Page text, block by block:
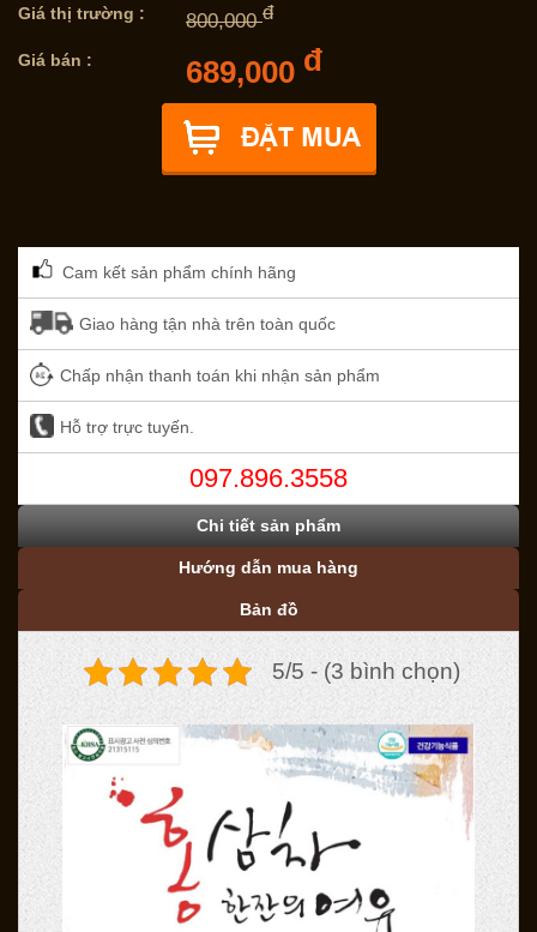
Giá thị trường :
800,000đ
Giá bán : 689,000 đ
Cam kết sản phẩm chính hãng
Giao hàng tận nhà trên toàn quốc
Chấp nhận thanh toán khi nhận sản phẩm
Hỗ trợ trực tuyến.
097.896.3558
Chi tiết sản phẩm
Hướng dẫn mua hàng
Bản đồ
5/5 - (3 bình chọn)